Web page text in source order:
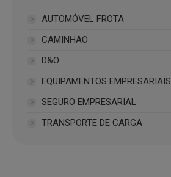
AUTOMÓVEL FROTA
CAMINHÃO
D&O
EQUIPAMENTOS EMPRESARIAIS
SEGURO EMPRESARIAL
TRANSPORTE DE CARGA